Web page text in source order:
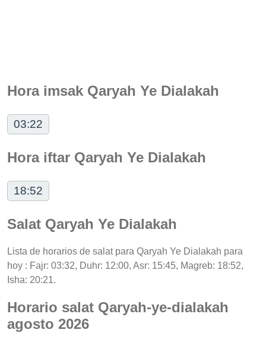
Hora imsak Qaryah Ye Dialakah
03:22
Hora iftar Qaryah Ye Dialakah
18:52
Salat Qaryah Ye Dialakah
Lista de horarios de salat para Qaryah Ye Dialakah para
hoy : Fajr: 03:32, Duhr: 12:00, Asr: 15:45, Magreb: 18:52,
Isha: 20:21.
Horario salat Qaryah-ye-dialakah
agosto 2026